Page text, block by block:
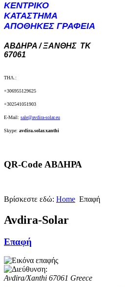
KENTΡΙΚΟ
ΚΑΤΑΣΤΗΜΑ
ΑΠΟΘΗΚΕΣ ΓΡΑΦΕΙΑ
ΑΒΔΗΡΑ / ΞΑΝΘΗΣ ΤΚ
67061
ΤΗΛ.:
+306955129625
+302541051903
E-Mail: sale@avdira-solar.eu
Skype: avdira.solar.xanthi
QR-Code ΑΒΔΗΡΑ
Βρίσκεστε εδώ: Home Eπαφή
Avdira-Solar
Επαφή
Avdira/Xanthi 67061 Greece